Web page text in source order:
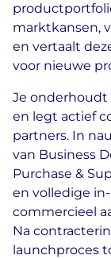
marktkansen,
en vertaalt
voor nieuwe
Je onderhoudt
en legt actief
partners. In
van Business
Purchase &
en volledige
commercieel
Na
launchproces